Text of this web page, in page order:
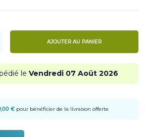
AJOUTER AU PANIER
le Vendredi 07 Août 2026
€ pour bénéficier de la livraison offerte